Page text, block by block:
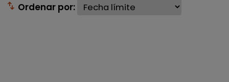
swap_vert Ordenar por: